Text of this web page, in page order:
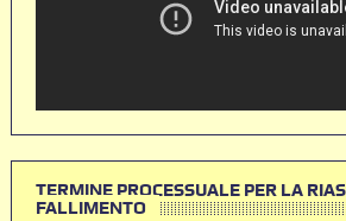
TERMINE PROCESSUALE PER LA
FALLIMENTO